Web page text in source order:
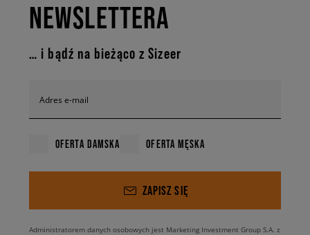
NEWSLETTERA
… i bądź na bieżąco z Sizeer
Adres e-mail
OFERTA DAMSKA OFERTA MĘSKA
ZAPISZ SIĘ
Administratorem danych osobowych jest Marketing Investment Group S.A. z